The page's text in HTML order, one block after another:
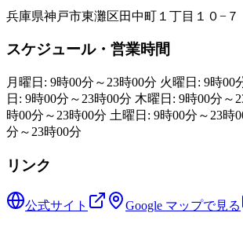
兵庫県神戸市東灘区田中町１丁目１０−７
スケジュール・営業時間
月曜日: 9時00分～23時00分 火曜日: 9時00
日: 9時00分～23時00分 木曜日: 9時00分～
時00分～23時00分 土曜日: 9時00分～23時
分～23時00分
リンク
公式サイト Google マップで見る